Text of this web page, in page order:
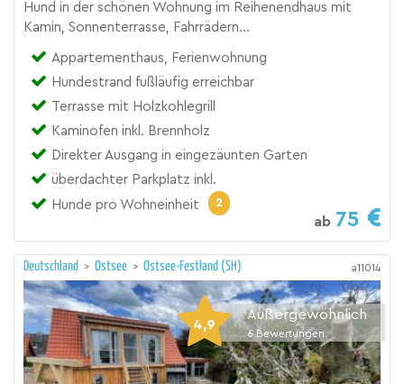
Hund in der schönen Wohnung im Reihenendhaus mit
Kamin, Sonnenterrasse, Fahrrädern...
Appartementhaus, Ferienwohnung
Hundestrand fußläufig erreichbar
Terrasse mit Holzkohlegrill
Kaminofen inkl. Brennholz
Direkter Ausgang in eingezäunten Garten
überdachter Parkplatz inkl.
Hunde pro Wohneinheit
2
ab 75
Deutschland > Ostsee > Ostsee-Festland (SH) a11014
4,9
Außergewöhnlich
6 Bewertungen